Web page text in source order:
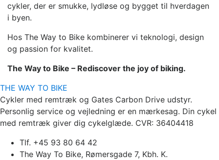
cykler, der er smukke, lydløse og bygget til hverdagen
i byen.
Hos The Way to Bike kombinerer vi teknologi, design
og passion for kvalitet.
The Way to Bike – Rediscover the joy of biking.
THE WAY TO BIKE
Cykler med remtræk og Gates Carbon Drive udstyr.
Personlig service og vejledning er en mærkesag. Din cykel
med remtræk giver dig cykelglæde. CVR: 36404418
Tlf. +45 93 80 64 42
The Way To Bike, Rømersgade 7, Kbh. K.